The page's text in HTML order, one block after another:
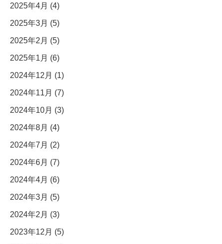
2025年4月 (4)
2025年3月 (5)
2025年2月 (5)
2025年1月 (6)
2024年12月 (1)
2024年11月 (7)
2024年10月 (3)
2024年8月 (4)
2024年7月 (2)
2024年6月 (7)
2024年4月 (6)
2024年3月 (5)
2024年2月 (3)
2023年12月 (5)